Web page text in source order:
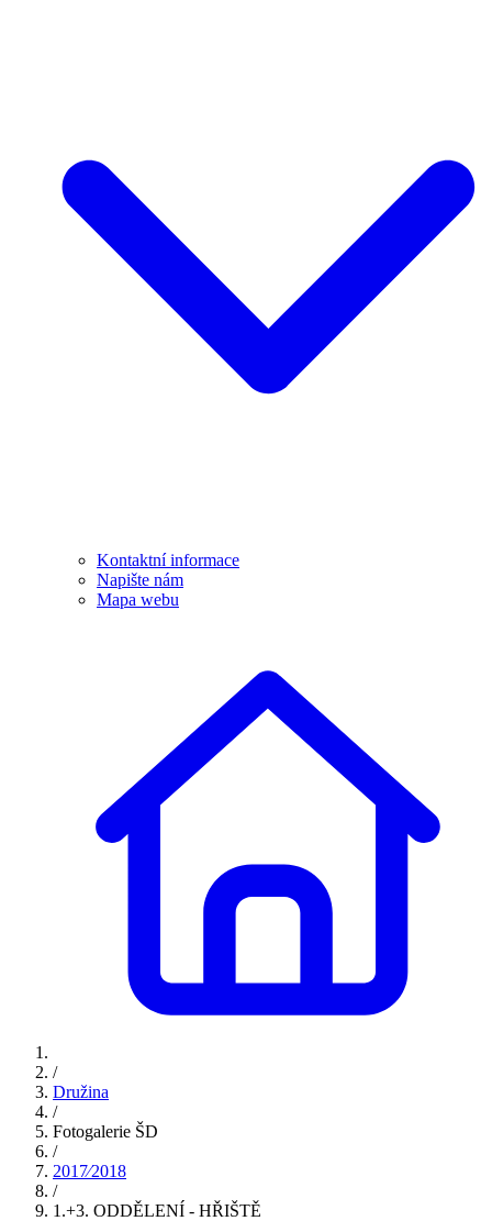
Kontaktní informace
Napište nám
Mapa webu
/
Družina
/
Fotogalerie ŠD
/
2017⁄2018
/
1.+3. ODDĚLENÍ - HŘIŠTĚ